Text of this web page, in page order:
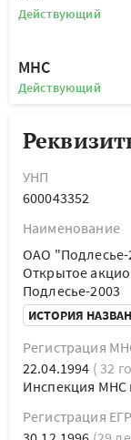
Действующий
МНС
Действующий
УНП
600043352
Наименование
ОАО "Подлесье-
Открытое
Подлесье-2003
ИСТОРИЯ
Регистрация
22.04.1994 ( 32
Инспекция МНС
Регистрация ЕГР